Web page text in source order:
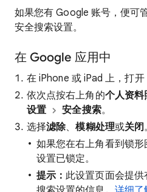
如果您有 Google 账号，便可
安全搜索设置。
在 Google 应用中
在 iPhone 或 iPad 上，打
依次点按右上角的个人资料
设置
安全搜索。
选择滤除、模糊处理或关闭
如果您在右上角看到锁形
设置已锁定。
提示：此设置页面会提